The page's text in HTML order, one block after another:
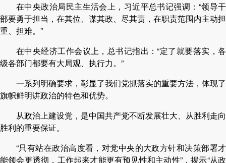
在中央政治局民主生活会上，习近平总书记强调：“领导干
部要勇于担当，在其位、谋其政、尽其责，在职责范围内主动担
重、担难。”
在中央经济工作会议上，总书记指出：“定了就要落实，各
级各部门都要有大局观、执行力。”
一系列明确要求，彰显了我们党抓落实的重要方法，体现了
旗帜鲜明讲政治的特色和优势。
从政治上建设党，是中国共产党不断发展壮大、从胜利走向
胜利的重要保证。
“只有站在政治高度看，对党中央的大政方针和决策部署才
能领会更透彻，工作起来才能更有预见性和主动性”，揭示“从政